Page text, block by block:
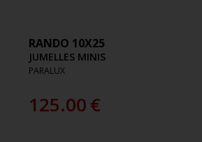
RANDO 10X25
JUMELLES MINIS
PARALUX
125.00€